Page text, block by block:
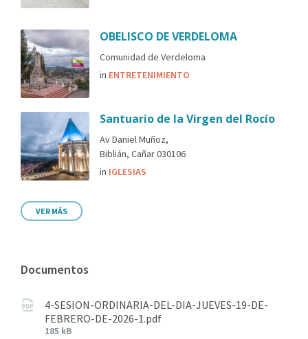
OBELISCO DE VERDELOMA
Comunidad de Verdeloma
in ENTRETENIMIENTO
Santuario de la Virgen del Rocío
Av Daniel Muñoz,
Biblián, Cañar 030106
in IGLESIAS
VER MÁS
Documentos
4-SESION-ORDINARIA-DEL-DIA-JUEVES-19-DE-
FEBRERO-DE-2026-1.pdf
185 kB